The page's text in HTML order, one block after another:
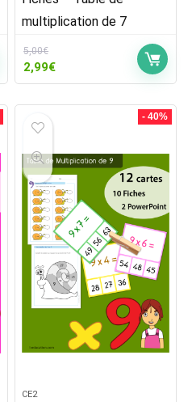
multiplication de 7
5,00€
Le
prix
5,00€.
2,99€Le
prix
- 40%
CE2